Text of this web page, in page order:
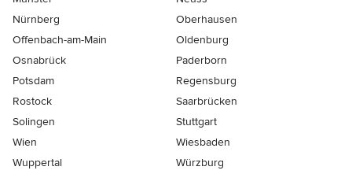
Nürnberg
Oberhausen
Offenbach-am-Main
Oldenburg
Osnabrück
Paderborn
Potsdam
Regensburg
Rostock
Saarbrücken
Solingen
Stuttgart
Wien
Wiesbaden
Wuppertal
Würzburg